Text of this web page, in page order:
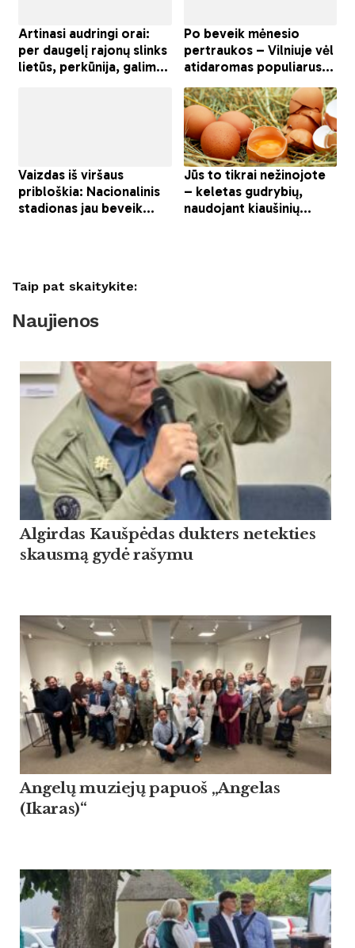
Taip pat skaitykite:
Naujienos
Algirdas Kaušpėdas dukters netekties
skausmą gydė rašymu
Angelų muziejų papuoš „Angelas
(Ikaras)“